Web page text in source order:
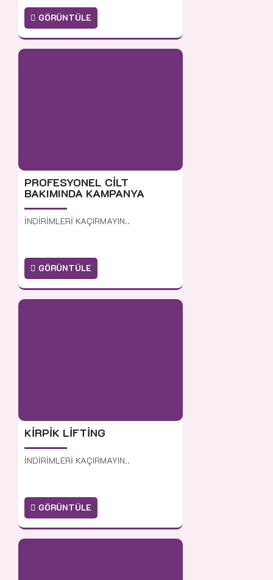
GÖRÜNTÜLE
PROFESYONEL CİLT
BAKIMINDA KAMPANYA
İNDİRİMLERİ KAÇIRMAYIN..
GÖRÜNTÜLE
KİRPİK LİFTİNG
İNDİRİMLERİ KAÇIRMAYIN..
GÖRÜNTÜLE